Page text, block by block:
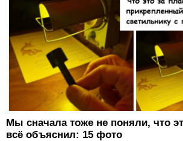
Мы сначала тоже не поняли, что
всё объяснил: 15 фото